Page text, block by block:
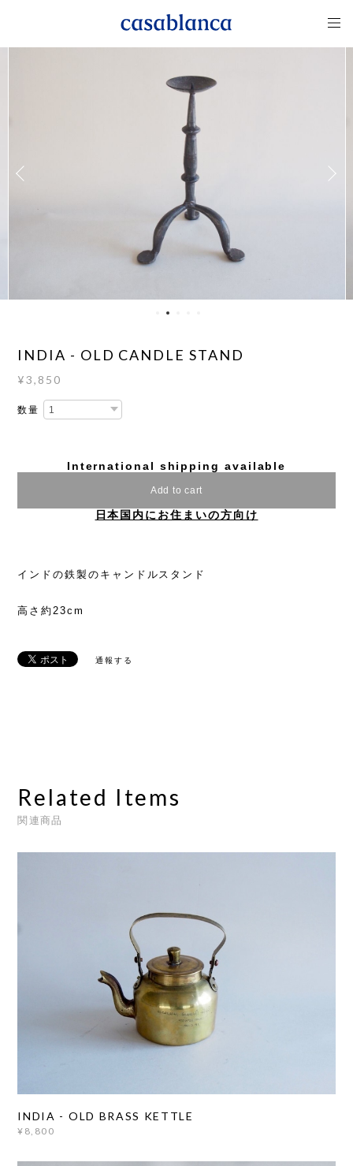
INDIA - OLD CANDLE STAND
¥3,850
数量
International shipping available
Add to cart
日本国内にお住まいの方向け
インドの鉄製のキャンドルスタンド
高さ約23cm
通報する
Related Items
関連商品
INDIA - OLD BRASS KETTLE
¥8,800